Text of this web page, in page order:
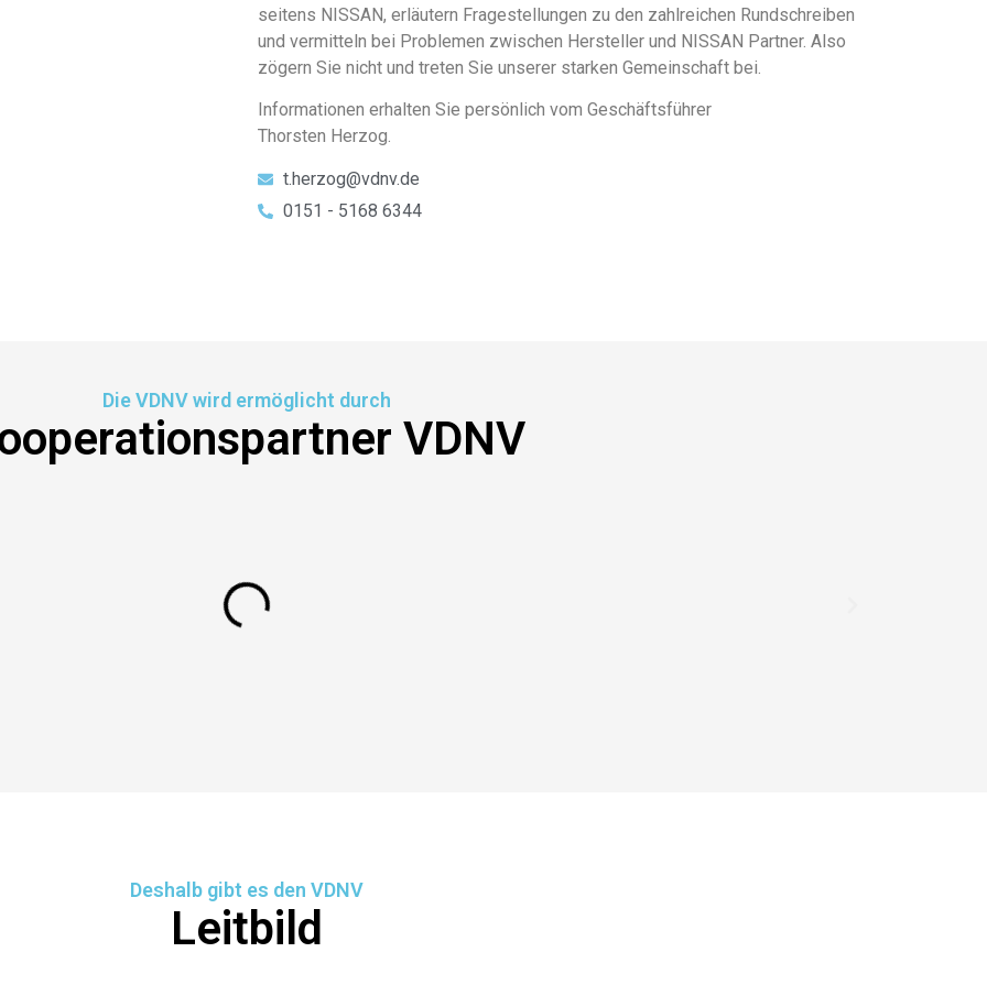
seitens NISSAN, erläutern Fragestellungen zu den zahlreichen Rundschreiben
und vermitteln bei Problemen zwischen Hersteller und NISSAN Partner. Also
zögern Sie nicht und treten Sie unserer starken Gemeinschaft bei.
Informationen erhalten Sie persönlich vom Geschäftsführer
Thorsten Herzog.
t.herzog@vdnv.de
0151 - 5168 6344
Die VDNV wird ermöglicht durch
VDNV
Deshalb gibt es den VDNV
Leitbild